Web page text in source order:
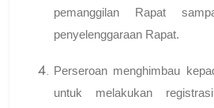
pemanggilan Rapat
penyelenggaraan Rapat.
Perseroan menghimbau
untuk melakukan